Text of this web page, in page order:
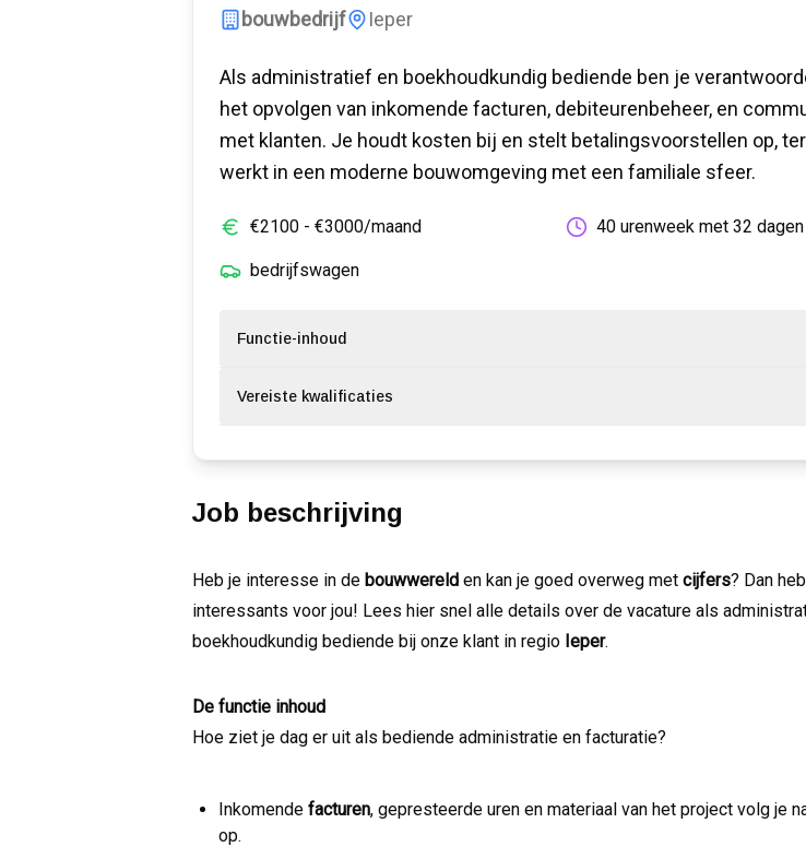
bouwbedrijf Ieper
Als administratief en boekhoudkundig bediende ben je
het opvolgen van inkomende facturen, debiteurenbeheer, en
met klanten. Je houdt kosten bij en stelt betalingsvoorstellen op,
werkt in een moderne bouwomgeving met een familiale sfeer.
€2100 - €3000/maand 40 urenweek met 32
bedrijfswagen
Functie-inhoud
Vereiste kwalificaties
Job beschrijving
Heb je interesse in de bouwwereld en kan je goed overweg met cijfers? Dan
interessants voor jou! Lees hier snel alle details over de vacature als
boekhoudkundig bediende bij onze klant in regio Ieper.
De functie inhoud
Hoe ziet je dag er uit als bediende administratie en facturatie?
Inkomende facturen, gepresteerde uren en materiaal van het project volg je
op.